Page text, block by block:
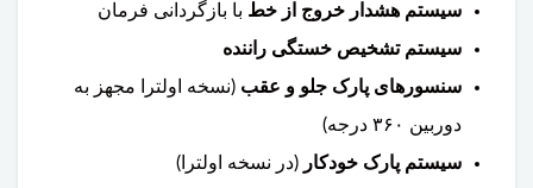
سیستم هشدار خروج از خط با بازگردانی فرمان
سیستم تشخیص خستگی راننده
سنسورهای پارک جلو و عقب (نسخه اولترا مجهز به
دوربین ۳۶۰ درجه)
سیستم پارک خودکار (در نسخه اولترا)